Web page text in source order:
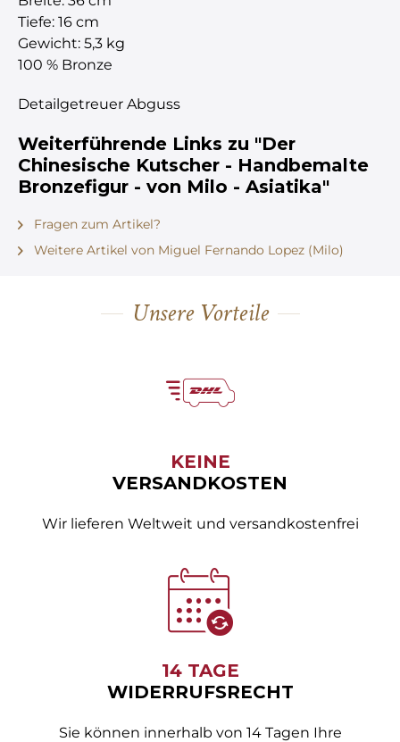
Tiefe: 16 cm
Gewicht: 5,3 kg
100 % Bronze
Detailgetreuer Abguss
Weiterführende Links zu "Der
Chinesische Kutscher - Handbemalte
Bronzefigur - von Milo - Asiatika"
Fragen zum Artikel?
Weitere Artikel von Miguel Fernando Lopez (Milo)
Unsere Vorteile
KEINE
VERSANDKOSTEN
Wir lieferen Weltweit und versandkostenfrei
14 TAGE
WIDERRUFSRECHT
Sie können innerhalb von 14 Tagen Ihre